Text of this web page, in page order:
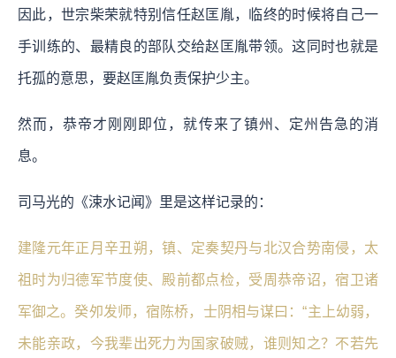
因此，世宗柴荣就特别信任赵匡胤，临终的时候将自己一
手训练的、最精良的部队交给赵匡胤带领。这同时也就是
托孤的意思，要赵匡胤负责保护少主。
然而，恭帝才刚刚即位，就传来了镇州、定州告急的消
息。
司马光的《涑水记闻》里是这样记录的：
建隆元年正月辛丑朔，镇、定奏契丹与北汉合势南侵，太
祖时为归德军节度使、殿前都点检，受周恭帝诏，宿卫诸
军御之。癸夘发师，宿陈桥，士阴相与谋曰：“主上幼弱，
未能亲政，今我辈出死力为国家破贼，谁则知之？不若先